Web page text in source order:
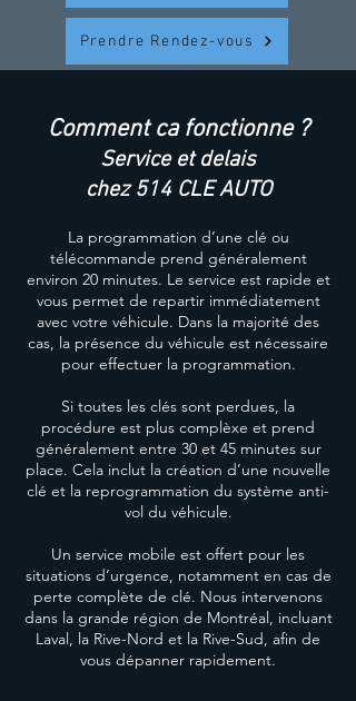
Prendre Rendez-vous
Comment ca fonctionne ?
Service et delais
chez 514 CLE AUTO
La programmation d’une clé ou
télécommande prend généralement
environ 20 minutes. Le service est rapide et
vous permet de repartir immédiatement
avec votre véhicule. Dans la majorité des
cas, la présence du véhicule est nécessaire
pour effectuer la programmation.
Si toutes les clés sont perdues, la
procédure est plus complèxe et prend
généralement entre 30 et 45 minutes sur
place. Cela inclut la création d’une nouvelle
clé et la reprogrammation du système anti-
vol du véhicule.
Un service mobile est offert pour les
situations d’urgence, notamment en cas de
perte complète de clé. Nous intervenons
dans la grande région de Montréal, incluant
Laval, la Rive-Nord et la Rive-Sud, afin de
vous dépanner rapidement.